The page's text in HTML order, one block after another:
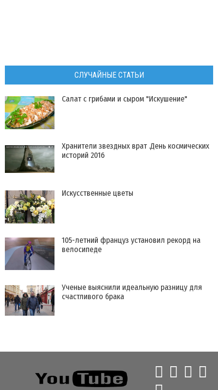
СЛУЧАЙНЫЕ СТАТЬИ
Салат с грибами и сыром "Искушение"
Хранители звездных врат .День космических
историй 2016
Искусственные цветы
105-летний француз установил рекорд на
велосипеде
Ученые выяснили идеальную разницу для
счастливого брака